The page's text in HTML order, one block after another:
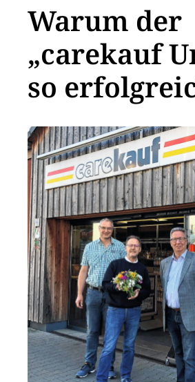
Warum der
„carekauf
so